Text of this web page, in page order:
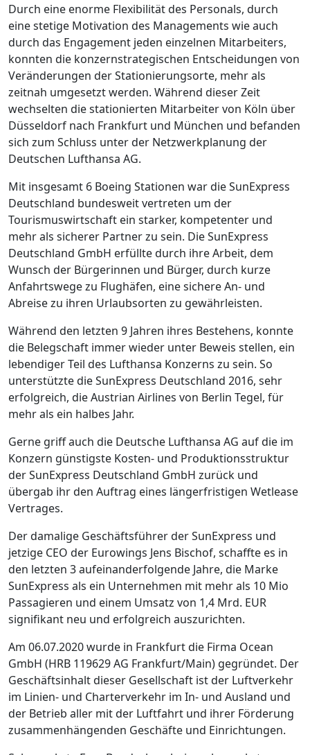
Durch eine enorme Flexibilität des Personals, durch
eine stetige Motivation des Managements wie auch
durch das Engagement jeden einzelnen Mitarbeiters,
konnten die konzernstrategischen Entscheidungen von
Veränderungen der Stationierungsorte, mehr als
zeitnah umgesetzt werden. Während dieser Zeit
wechselten die stationierten Mitarbeiter von Köln über
Düsseldorf nach Frankfurt und München und befanden
sich zum Schluss unter der Netzwerkplanung der
Deutschen Lufthansa AG.
Mit insgesamt 6 Boeing Stationen war die SunExpress
Deutschland bundesweit vertreten um der
Tourismuswirtschaft ein starker, kompetenter und
mehr als sicherer Partner zu sein. Die SunExpress
Deutschland GmbH erfüllte durch ihre Arbeit, dem
Wunsch der Bürgerinnen und Bürger, durch kurze
Anfahrtswege zu Flughäfen, eine sichere An- und
Abreise zu ihren Urlaubsorten zu gewährleisten.
Während den letzten 9 Jahren ihres Bestehens, konnte
die Belegschaft immer wieder unter Beweis stellen, ein
lebendiger Teil des Lufthansa Konzerns zu sein. So
unterstützte die SunExpress Deutschland 2016, sehr
erfolgreich, die Austrian Airlines von Berlin Tegel, für
mehr als ein halbes Jahr.
Gerne griff auch die Deutsche Lufthansa AG auf die im
Konzern günstigste Kosten- und Produktionsstruktur
der SunExpress Deutschland GmbH zurück und
übergab ihr den Auftrag eines längerfristigen Wetlease
Vertrages.
Der damalige Geschäftsführer der SunExpress und
jetzige CEO der Eurowings Jens Bischof, schaffte es in
den letzten 3 aufeinanderfolgende Jahre, die Marke
SunExpress als ein Unternehmen mit mehr als 10 Mio
Passagieren und einem Umsatz von 1,4 Mrd. EUR
signifikant neu und erfolgreich auszurichten.
Am 06.07.2020 wurde in Frankfurt die Firma Ocean
GmbH (HRB 119629 AG Frankfurt/Main) gegründet. Der
Geschäftsinhalt dieser Gesellschaft ist der Luftverkehr
im Linien- und Charterverkehr im In- und Ausland und
der Betrieb aller mit der Luftfahrt und ihrer Förderung
zusammenhängenden Geschäfte und Einrichtungen.